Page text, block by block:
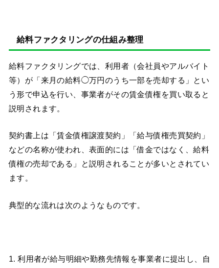
給料ファクタリングの仕組み整理
給料ファクタリングでは、利用者（会社員やアルバイト
等）が「来月の給料◯万円のうち一部を売却する」とい
う形で申込を行い、事業者がその賃金債権を買い取ると
説明されます。
契約書上は「賃金債権譲渡契約」「給与債権売買契約」
などの名称が使われ、表面的には「借金ではなく、給料
債権の売却である」と説明されることが多いとされてい
ます。
典型的な流れは次のようなものです。
1. 利用者が給与明細や勤務先情報を事業者に提出し、自